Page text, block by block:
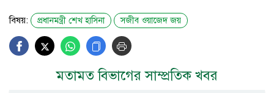
বিষয়: প্রধানমন্ত্রী শেখ হাসিনা সজীব ওয়াজেদ জয়
মতামত বিভাগের সাম্প্রতিক খবর